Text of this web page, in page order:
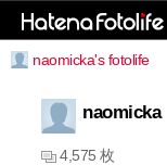
naomicka's fotolife
naomicka
4,575 枚